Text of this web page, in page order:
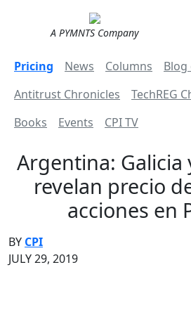
A PYMNTS Company
Pricing News Columns
Blog
Antitrust Chronicles
TechREG
Books
Events CPI TV
Argentina: Galicia
revelan precio
acciones en
BY CPI
JULY 29, 2019